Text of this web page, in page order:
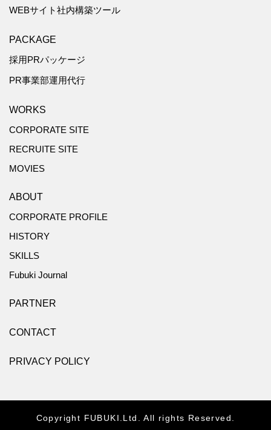
WEBサイト社内構築ツール
PACKAGE
採用PRパッケージ
PR事業部運用代行
WORKS
CORPORATE SITE
RECRUITE SITE
MOVIES
ABOUT
CORPORATE PROFILE
HISTORY
SKILLS
Fubuki Journal
PARTNER
CONTACT
PRIVACY POLICY
Copyright FUBUKI.Ltd. All rights Reserved.